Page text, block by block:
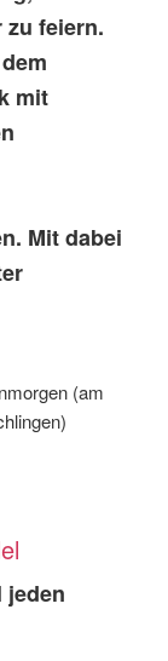
zu feiern.
mit
Mit dabei
(am
jeden